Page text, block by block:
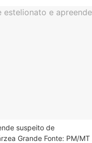
suspeito de
Grande Fonte: PM/MT